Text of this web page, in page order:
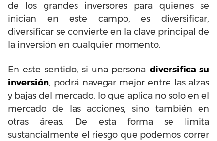
de los grandes inversores para quienes se
inician en este campo, es diversificar,
diversificar se convierte en la clave principal de
la inversión en cualquier momento.
En este sentido, si una persona diversifica su
inversión, podrá navegar mejor entre las alzas
y bajas del mercado, lo que aplica no solo en el
mercado de las acciones, sino también en
otras áreas. De esta forma se limita
sustancialmente el riesgo que podemos correr